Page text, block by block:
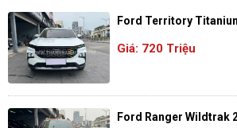
Ford Territory
Giá: 720 Triệu
Ford Ranger Wildtrak